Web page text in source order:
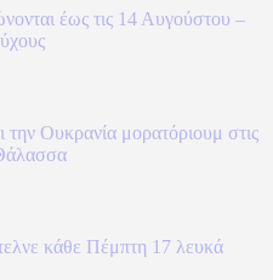
έως τις 14 Αυγούστου –
Ουκρανία μορατόριουμ στις
κάθε Πέμπτη 17 λευκά